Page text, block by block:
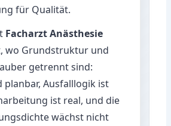
für Qualität.
Facharzt Anästhesie
wo Grundstruktur und
getrennt sind:
planbar, Ausfalllogik ist
ist real, und die
wächst nicht